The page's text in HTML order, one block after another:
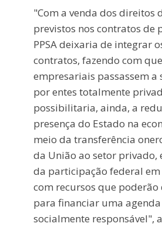
"Com a venda dos direitos
previstos nos contratos de
PPSA deixaria de integrar
contratos, fazendo com
empresariais passassem a
por entes totalmente
possibilitaria, ainda, a
presença do Estado na
meio da transferência
da União ao setor privado,
da participação federal em
com recursos que
para financiar uma
socialmente responsável",